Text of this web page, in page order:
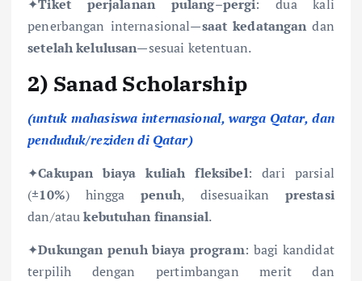
✦Tiket perjalanan pulang–pergi: dua kali
penerbangan internasional—saat kedatangan dan
setelah kelulusan—sesuai ketentuan.
2) Sanad Scholarship
(untuk mahasiswa internasional, warga Qatar, dan
penduduk/reziden di Qatar)
✦Cakupan biaya kuliah fleksibel: dari parsial
(±10%) hinggapenuh, disesuaikan prestasi
dan/ataukebutuhan finansial.
✦Dukungan penuh biaya program: bagi kandidat
terpilih dengan pertimbangan merit dan